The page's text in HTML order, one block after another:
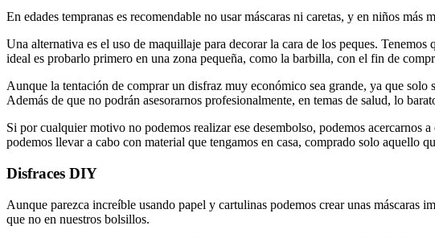
En edades tempranas es recomendable no usar máscaras ni caretas, y en niños
Una alternativa es el uso de maquillaje para decorar la cara de los peques.
ideal es probarlo primero en una zona pequeña, como la barbilla, con el fin de
Aunque la tentación de comprar un disfraz muy económico sea grande, ya que
Además de que no podrán asesorarnos profesionalmente, en temas de salud, lo
Si por cualquier motivo no podemos realizar ese desembolso, podemos
podemos llevar a cabo con material que tengamos en casa, comprado solo aquello
Disfraces DIY
Aunque parezca increíble usando papel y cartulinas podemos crear unas máscaras
que no en nuestros bolsillos.